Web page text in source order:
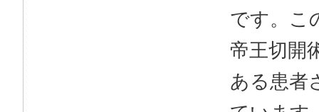
です。こ
帝王切開
ある患者